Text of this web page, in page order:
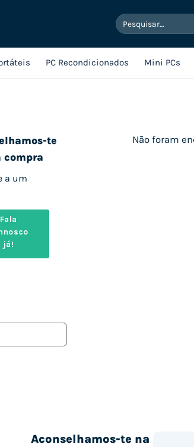
Pesquisar
por:
PC Recondicionados Mini PCs
te
compra
a um
Fala
já!
Não foram
Aconselhamos-te na